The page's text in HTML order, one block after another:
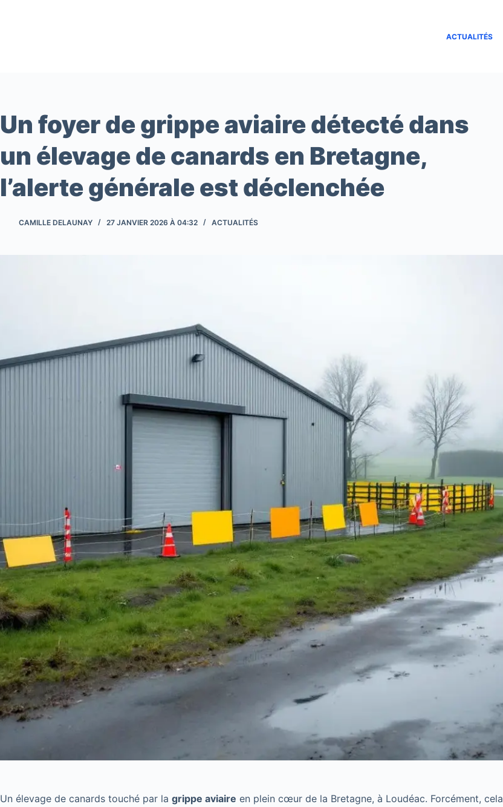
ACTUALITÉS
Un foyer de grippe aviaire détecté dans
un élevage de canards en Bretagne,
l’alerte générale est déclenchée
CAMILLE DELAUNAY 27 JANVIER 2026 À 04:32 ACTUALITÉS
Un élevage de canards touché par la grippe aviaire en plein cœur de la Bretagne, à Loudéac. Forcément, cela